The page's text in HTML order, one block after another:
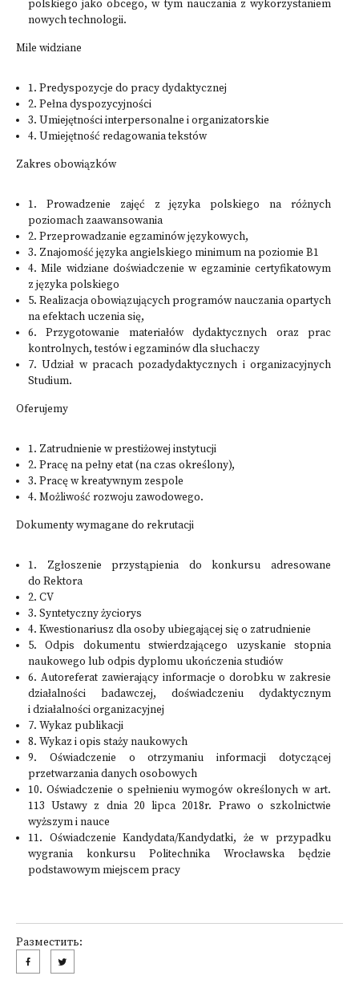
polskiego jako obcego, w tym nauczania z wykorzystaniem
nowych technologii.
Mile widziane
1. Predyspozycje do pracy dydaktycznej
2. Pełna dyspozycyjności
3. Umiejętności interpersonalne i organizatorskie
4. Umiejętność redagowania tekstów
Zakres obowiązków
1. Prowadzenie zajęć z języka polskiego na różnych
poziomach zaawansowania
2. Przeprowadzanie egzaminów językowych,
3. Znajomość języka angielskiego minimum na poziomie B1
4. Mile widziane doświadczenie w egzaminie certyfikatowym
z języka polskiego
5. Realizacja obowiązujących programów nauczania opartych
na efektach uczenia się,
6. Przygotowanie materiałów dydaktycznych oraz prac
kontrolnych, testów i egzaminów dla słuchaczy
7. Udział w pracach pozadydaktycznych i organizacyjnych
Studium.
Oferujemy
1. Zatrudnienie w prestiżowej instytucji
2. Pracę na pełny etat (na czas określony),
3. Pracę w kreatywnym zespole
4. Możliwość rozwoju zawodowego.
Dokumenty wymagane do rekrutacji
1. Zgłoszenie przystąpienia do konkursu adresowane
do Rektora
2. CV
3. Syntetyczny życiorys
4. Kwestionariusz dla osoby ubiegającej się o zatrudnienie
5. Odpis dokumentu stwierdzającego uzyskanie stopnia
naukowego lub odpis dyplomu ukończenia studiów
6. Autoreferat zawierający informacje o dorobku w zakresie
działalności badawczej, doświadczeniu dydaktycznym
i działalności organizacyjnej
7. Wykaz publikacji
8. Wykaz i opis staży naukowych
9. Oświadczenie o otrzymaniu informacji dotyczącej
przetwarzania danych osobowych
10. Oświadczenie o spełnieniu wymogów określonych w art.
113 Ustawy z dnia 20 lipca 2018r. Prawo o szkolnictwie
wyższym i nauce
11. Oświadczenie Kandydata/Kandydatki, że w przypadku
wygrania konkursu Politechnika Wrocławska będzie
podstawowym miejscem pracy
Разместить: